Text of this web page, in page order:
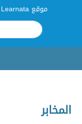
موقع Learnata
المخابر